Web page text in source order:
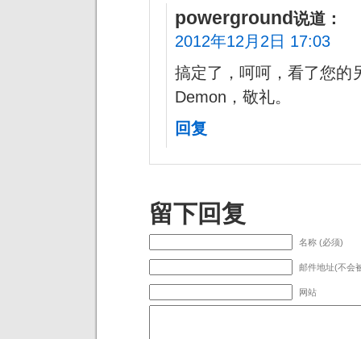
powerground说道：
2012年12月2日 17:03
搞定了，呵呵，看了您的
Demon，敬礼。
回复
留下回复
名称 (必须)
邮件地址(不会
网站